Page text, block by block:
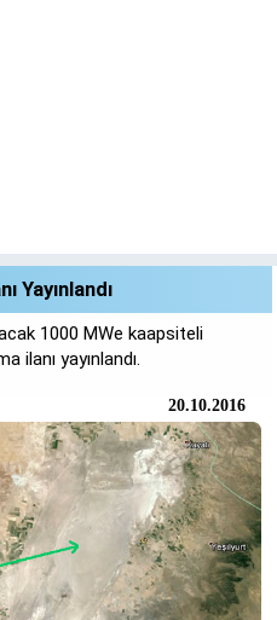
Yayınlandı
1000 MWe kaapsiteli
ilanı yayınlandı.
20.10.2016